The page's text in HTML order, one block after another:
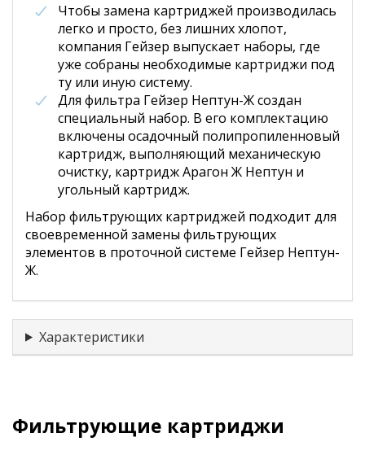
Чтобы замена картриджей производилась
легко и просто, без лишних хлопот,
компания Гейзер выпускает наборы, где
уже собраны необходимые картриджи под
ту или иную систему.
Для фильтра Гейзер Нептун-Ж создан
специальный набор. В его комплектацию
включены осадочный полипропиленновый
картридж, выполняющий механическую
очистку, картридж Арагон Ж Нептун и
угольный картридж.
Набор фильтрующих картриджей подходит для
своевременной замены фильтрующих
элементов в проточной системе Гейзер Нептун-
Ж.
Характеристики
Фильтрующие картриджи